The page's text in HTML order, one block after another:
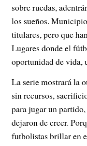
sobre ruedas,
los sueños.
titulares, pero que
Lugares donde el
oportunidad de vida,
La serie mostrará la
sin recursos,
para jugar un
dejaron de creer.
futbolistas brillar en